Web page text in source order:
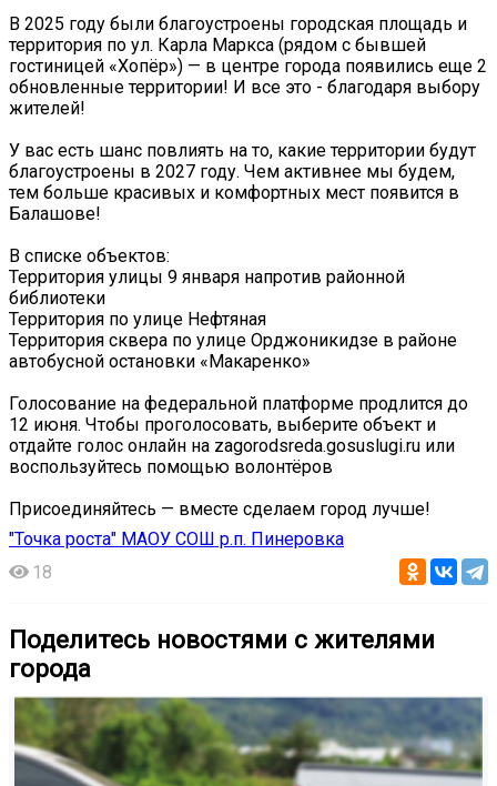
В 2025 году были благоустроены городская площадь и
территория по ул. Карла Маркса (рядом с бывшей
гостиницей «Хопёр») — в центре города появились еще 2
обновленные территории! И все это - благодаря выбору
жителей!
У вас есть шанс повлиять на то, какие территории будут
благоустроены в 2027 году. Чем активнее мы будем,
тем больше красивых и комфортных мест появится в
Балашове!
В списке объектов:
Территория улицы 9 января напротив районной
библиотеки
Территория по улице Нефтяная
Территория сквера по улице Орджоникидзе в районе
автобусной остановки «Макаренко»
Голосование на федеральной платформе продлится до
12 июня. Чтобы проголосовать, выберите объект и
отдайте голос онлайн на zagorodsreda.gosuslugi.ru или
воспользуйтесь помощью волонтёров
Присоединяйтесь — вместе сделаем город лучше!
"Точка роста" МАОУ СОШ р.п. Пинеровка
18
Поделитесь новостями с жителями
города